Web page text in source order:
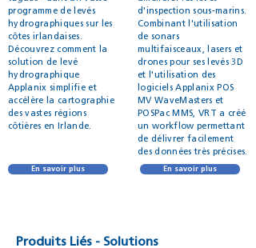
programme de levés
hydrographiques sur les
côtes irlandaises.
Découvrez comment la
solution de levé
hydrographique
Applanix simplifie et
accélère la cartographie
des vastes régions
côtières en Irlande.
d'inspection sous-marins.
Combinant l'utilisation
de sonars
multifaisceaux, lasers et
drones pour ses levés 3D
et l'utilisation des
logiciels Applanix POS
MV WaveMasters et
POSPac MMS, VRT a créé
un workflow permettant
de délivrer facilement
des données très précises.
En savoir plus En savoir plus
Produits Liés - Solutions